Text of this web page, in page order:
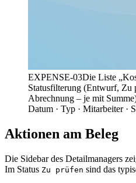
EXPENSE-03Die Liste
Statusfilterung (Entwurf, Zu
Abrechnung – je mit
Datum · Typ · Mitarbeiter ·
Aktionen am Beleg
Die Sidebar des Detailmanagers
Im Status Zu prüfen sind das